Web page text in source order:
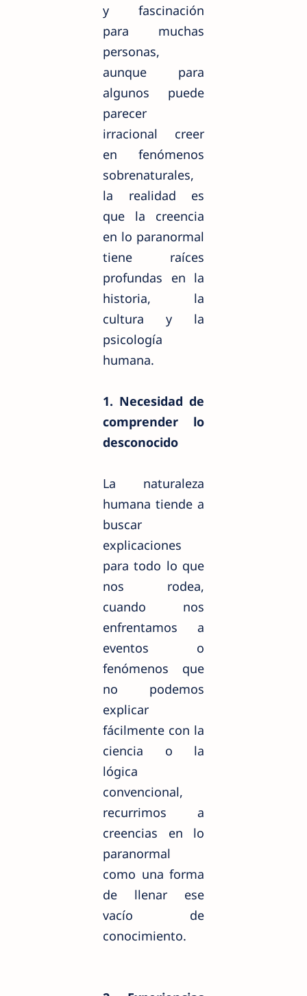
y fascinación
para muchas
personas,
aunque para
algunos puede
parecer
irracional creer
en fenómenos
sobrenaturales,
la realidad es
que la creencia
en lo paranormal
tiene raíces
profundas en la
historia, la
cultura y la
psicología
humana.
1. Necesidad de
comprender lo
desconocido
La naturaleza
humana tiende a
buscar
explicaciones
para todo lo que
nos rodea,
cuando nos
enfrentamos a
eventos o
fenómenos que
no podemos
explicar
fácilmente con la
ciencia o la
lógica
convencional,
recurrimos a
creencias en lo
paranormal
como una forma
de llenar ese
vacío de
conocimiento.